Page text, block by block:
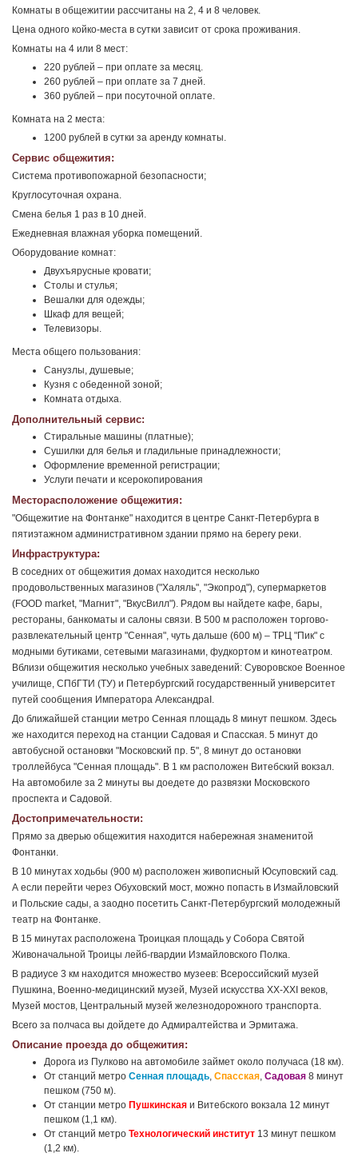
Комнаты в общежитии рассчитаны на 2, 4 и 8 человек.
Цена одного койко-места в сутки зависит от срока проживания.
Комнаты на 4 или 8 мест:
220 рублей – при оплате за месяц.
260 рублей – при оплате за 7 дней.
360 рублей – при посуточной оплате.
Комната на 2 места:
1200 рублей в сутки за аренду комнаты.
Сервис общежития:
Система противопожарной безопасности;
Круглосуточная охрана.
Смена белья 1 раз в 10 дней.
Ежедневная влажная уборка помещений.
Оборудование комнат:
Двухъярусные кровати;
Столы и стулья;
Вешалки для одежды;
Шкаф для вещей;
Телевизоры.
Места общего пользования:
Санузлы, душевые;
Кузня с обеденной зоной;
Комната отдыха.
Дополнительный сервис:
Стиральные машины (платные);
Сушилки для белья и гладильные принадлежности;
Оформление временной регистрации;
Услуги печати и ксерокопирования
Месторасположение общежития:
"Общежитие на Фонтанке" находится в центре Санкт-Петербурга в
пятиэтажном административном здании прямо на берегу реки.
Инфраструктура:
В соседних от общежития домах находится несколько
продовольственных магазинов ("Халяль", "Экопрод"), супермаркетов
(FOOD market, "Магнит", "ВкусВилл"). Рядом вы найдете кафе, бары,
рестораны, банкоматы и салоны связи. В 500 м расположен торгово-
развлекательный центр "Сенная", чуть дальше (600 м) – ТРЦ "Пик" с
модными бутиками, сетевыми магазинами, фудкортом и кинотеатром.
Вблизи общежития несколько учебных заведений: Суворовское Военное
училище, СПбГТИ (ТУ) и Петербургский государственный университет
путей сообщения Императора АлександраI.
До ближайшей станции метро Сенная площадь 8 минут пешком. Здесь
же находится переход на станции Садовая и Спасская. 5 минут до
автобусной остановки "Московский пр. 5", 8 минут до остановки
троллейбуса "Сенная площадь". В 1 км расположен Витебский вокзал.
На автомобиле за 2 минуты вы доедете до развязки Московского
проспекта и Садовой.
Достопримечательности:
Прямо за дверью общежития находится набережная знаменитой
Фонтанки.
В 10 минутах ходьбы (900 м) расположен живописный Юсуповский сад.
А если перейти через Обуховский мост, можно попасть в Измайловский
и Польские сады, а заодно посетить Санкт-Петербургский молодежный
театр на Фонтанке.
В 15 минутах расположена Троицкая площадь у Собора Святой
Живоначальной Троицы лейб-гвардии Измайловского Полка.
В радиусе 3 км находится множество музеев: Всероссийский музей
Пушкина, Военно-медицинский музей, Музей искусства XX-XXI веков,
Музей мостов, Центральный музей железнодорожного транспорта.
Всего за полчаса вы дойдете до Адмиралтейства и Эрмитажа.
Описание проезда до общежития:
Дорога из Пулково на автомобиле займет около получаса (18 км).
От станций метро Сенная площадь, Спасская, Садовая 8 минут
пешком (750 м).
От станции метро Пушкинская и Витебского вокзала 12 минут
пешком (1,1 км).
От станций метро Технологический институт 13 минут пешком
(1,2 км).